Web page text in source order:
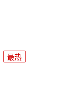
最热